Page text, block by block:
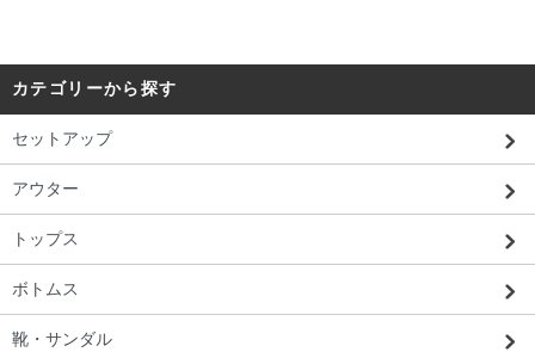
カテゴリーから探す
セットアップ
アウター
トップス
ボトムス
靴・サンダル